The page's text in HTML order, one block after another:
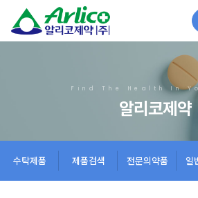
Find The Health In
알리코제약
수탁제품 제품검색 전문의약품 일